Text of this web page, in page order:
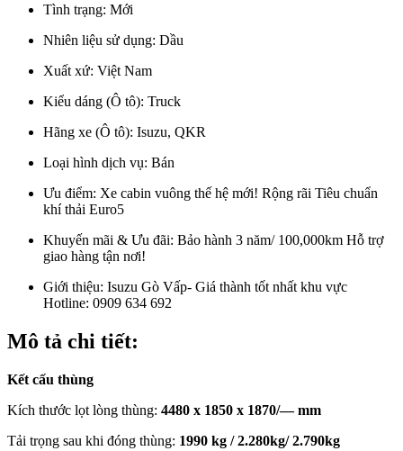
Tình trạng: Mới
Nhiên liệu sử dụng: Dầu
Xuất xứ: Việt Nam
Kiểu dáng (Ô tô): Truck
Hãng xe (Ô tô): Isuzu, QKR
Loại hình dịch vụ: Bán
Ưu điểm: Xe cabin vuông thế hệ mới! Rộng rãi Tiêu chuẩn
khí thải Euro5
Khuyến mãi & Ưu đãi: Bảo hành 3 năm/ 100,000km Hỗ trợ
giao hàng tận nơi!
Giới thiệu: Isuzu Gò Vấp- Giá thành tốt nhất khu vực
Hotline: 0909 634 692
Mô tả chi tiết:
Kết cấu thùng
Kích thước lọt lòng thùng: 4480 x 1850 x 1870/— mm
Tải trọng sau khi đóng thùng: 1990 kg / 2.280kg/ 2.790kg